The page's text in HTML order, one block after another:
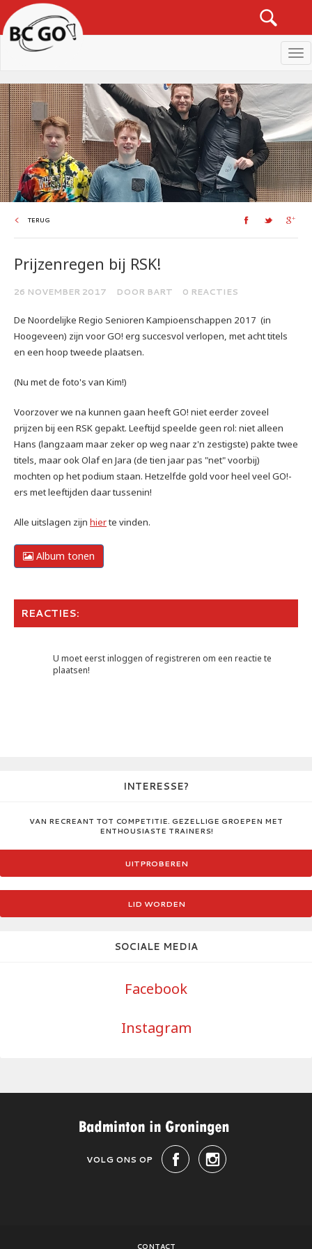
TERUG
Prijzenregen bij RSK!
26 NOVEMBER 2017 DOOR BART 0 REACTIES
De Noordelijke Regio Senioren Kampioenschappen 2017 (in
Hoogeveen) zijn voor GO! erg succesvol verlopen, met acht titels
en een hoop tweede plaatsen.
(Nu met de foto's van Kim!)
Voorzover we na kunnen gaan heeft GO! niet eerder zoveel
prijzen bij een RSK gepakt. Leeftijd speelde geen rol: niet alleen
Hans (langzaam maar zeker op weg naar z'n zestigste) pakte twee
titels, maar ook Olaf en Jara (de tien jaar pas "net" voorbij)
mochten op het podium staan. Hetzelfde gold voor heel veel GO!-
ers met leeftijden daar tussenin!
Alle uitslagen zijn hierte vinden.
Album tonen
REACTIES:
U moet eerst inloggen of registreren om een reactie te
plaatsen!
INTERESSE?
VAN RECREANT TOT COMPETITIE. GEZELLIGE GROEPEN MET
ENTHOUSIASTE TRAINERS!
UITPROBEREN
LID WORDEN
SOCIALE MEDIA
Facebook
Instagram
VOLG ONS OP
CONTACT